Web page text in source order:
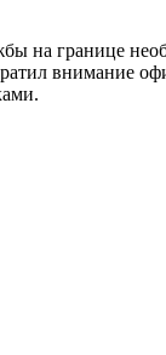
границе
внимание